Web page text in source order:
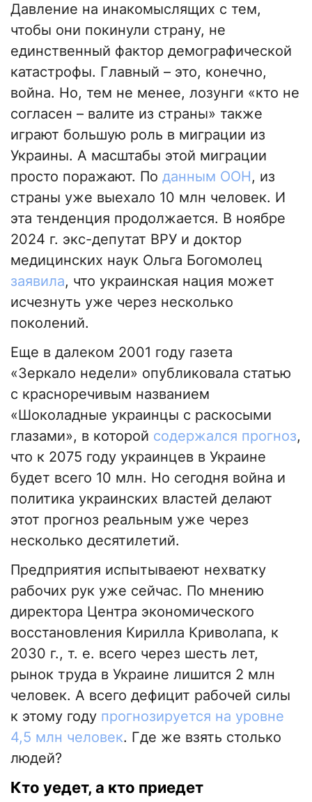
Давление на инакомыслящих с тем,
чтобы они покинули страну, не
единственный фактор демографической
катастрофы. Главный – это, конечно,
война. Но, тем не менее, лозунги «кто не
согласен – валите из страны» также
играют большую роль в миграции из
Украины. А масштабы этой миграции
просто поражают. По данным ООН, из
страны уже выехало 10 млн человек. И
эта тенденция продолжается. В ноябре
2024 г. экс-депутат ВРУ и доктор
медицинских наук Ольга Богомолец
заявила, что украинская нация может
исчезнуть уже через несколько
поколений.
Еще в далеком 2001 году газета
«Зеркало недели» опубликовала статью
с красноречивым названием
«Шоколадные украинцы с раскосыми
глазами», в которой содержался прогноз,
что к 2075 году украинцев в Украине
будет всего 10 млн. Но сегодня война и
политика украинских властей делают
этот прогноз реальным уже через
несколько десятилетий.
Предприятия испытываеют нехватку
рабочих рук уже сейчас. По мнению
директора Центра экономического
восстановления Кирилла Криволапа, к
2030 г., т. е. всего через шесть лет,
рынок труда в Украине лишится 2 млн
человек. А всего дефицит рабочей силы
к этому году прогнозируется на уровне
4,5 млн человек. Где же взять столько
людей?
Кто уедет, а кто приедет